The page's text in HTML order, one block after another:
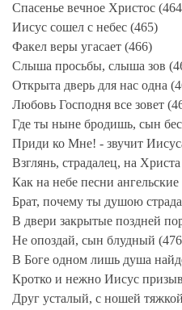
Спасенье вечное Христос
Иисус сошел с небес (465)
Факел веры угасает (466)
Слыша просьбы, слыша зов
Открыта дверь для нас одна
Любовь Господня все зовет
Где ты ныне бродишь, сын
Приди ко Мне! - звучит
Взглянь, страдалец, на
Как на небе песни ангельские
Брат, почему ты душою
В двери закрытые поздней
Не опоздай, сын блудный
В Боге одном лишь душа
Кротко и нежно Иисус
Друг усталый, с ношей